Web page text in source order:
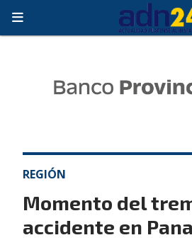
Momento del
accidente en
REGIÓN